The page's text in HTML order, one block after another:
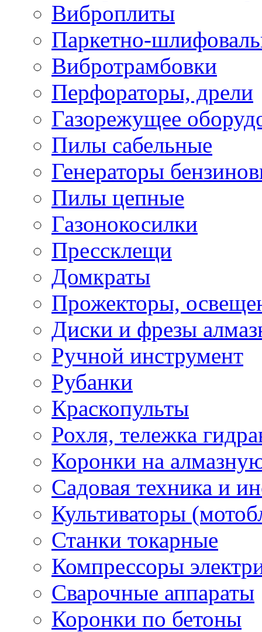
Виброплиты
Паркетно-
Вибротрамбовки
Перфораторы, дрели
Газорежущее
Пилы сабельные
Генераторы
Пилы цепные
Газонокосилки
Прессклещи
Домкраты
Прожекторы,
Диски и фрезы
Ручной инструмент
Рубанки
Краскопульты
Рохля, тележка
Коронки на
Садовая техника и
Культиваторы
Станки токарные
Компрессоры
Сварочные аппараты
Коронки по бетоны